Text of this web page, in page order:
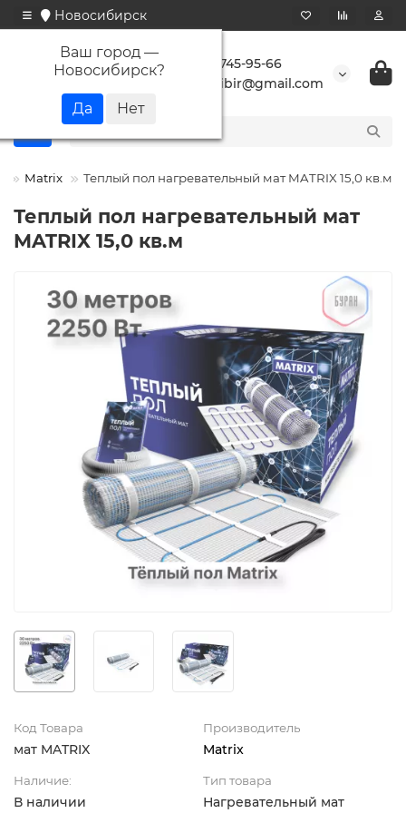
Новосибирск
Ваш город —
Новосибирск?
+7 923 745-95-66
buransibir@gmail.com
Matrix Теплый пол нагревательный мат MATRIX 15,0 кв.м
Теплый пол нагревательный мат
MATRIX 15,0 кв.м
Код Товара
мат MATRIX
Производитель
Matrix
Наличие:
В наличии
Тип товара
Нагревательный мат